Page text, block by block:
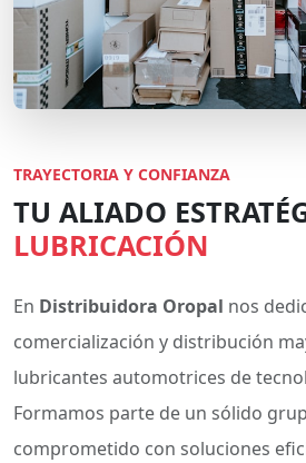
TRAYECTORIA Y CONFIANZA
TU ALIADO
LUBRICACIÓN
En Distribuidora Oropal nos
comercialización y distribución
lubricantes automotrices de
Formamos parte de un sólido
comprometido con soluciones